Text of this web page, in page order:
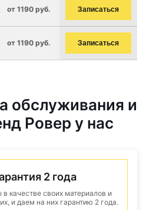
от 1190 руб. Записаться
от 1190 руб. Записаться
обслуживания и
Ровер у нас
2 года
качестве своих материалов и
и даем на них гарантию 2 года.